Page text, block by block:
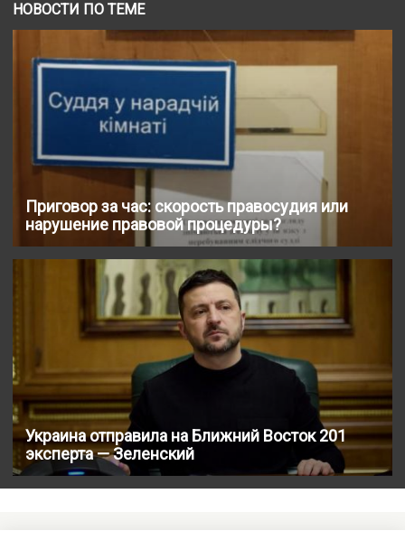
НОВОСТИ ПО ТЕМЕ
Приговор за час: скорость правосудия или
нарушение правовой процедуры?
Украина отправила на Ближний Восток 201
эксперта — Зеленский